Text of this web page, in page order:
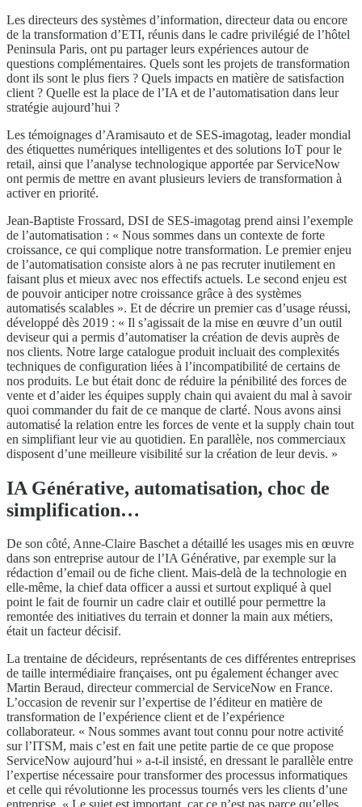
Les directeurs des systèmes d’information, directeur data ou encore
de la transformation d’ETI, réunis dans le cadre privilégié de l’hôtel
Peninsula Paris, ont pu partager leurs expériences autour de
questions complémentaires. Quels sont les projets de transformation
dont ils sont le plus fiers ? Quels impacts en matière de satisfaction
client ? Quelle est la place de l’IA et de l’automatisation dans leur
stratégie aujourd’hui ?
Les témoignages d’Aramisauto et de SES-imagotag, leader mondial
des étiquettes numériques intelligentes et des solutions IoT pour le
retail, ainsi que l’analyse technologique apportée par ServiceNow
ont permis de mettre en avant plusieurs leviers de transformation à
activer en priorité.
Jean-Baptiste Frossard, DSI de SES-imagotag prend ainsi l’exemple
de l’automatisation : « Nous sommes dans un contexte de forte
croissance, ce qui complique notre transformation. Le premier enjeu
de l’automatisation consiste alors à ne pas recruter inutilement en
faisant plus et mieux avec nos effectifs actuels. Le second enjeu est
de pouvoir anticiper notre croissance grâce à des systèmes
automatisés scalables ». Et de décrire un premier cas d’usage réussi,
développé dès 2019 : « Il s’agissait de la mise en œuvre d’un outil
deviseur qui a permis d’automatiser la création de devis auprès de
nos clients. Notre large catalogue produit incluait des complexités
techniques de configuration liées à l’incompatibilité de certains de
nos produits. Le but était donc de réduire la pénibilité des forces de
vente et d’aider les équipes supply chain qui avaient du mal à savoir
quoi commander du fait de ce manque de clarté. Nous avons ainsi
automatisé la relation entre les forces de vente et la supply chain tout
en simplifiant leur vie au quotidien. En parallèle, nos commerciaux
disposent d’une meilleure visibilité sur la création de leur devis. »
IA Générative, automatisation, choc de
simplification…
De son côté, Anne-Claire Baschet a détaillé les usages mis en œuvre
dans son entreprise autour de l’IA Générative, par exemple sur la
rédaction d’email ou de fiche client. Mais-delà de la technologie en
elle-même, la chief data officer a aussi et surtout expliqué à quel
point le fait de fournir un cadre clair et outillé pour permettre la
remontée des initiatives du terrain et donner la main aux métiers,
était un facteur décisif.
La trentaine de décideurs, représentants de ces différentes entreprises
de taille intermédiaire françaises, ont pu également échanger avec
Martin Beraud, directeur commercial de ServiceNow en France.
L’occasion de revenir sur l’expertise de l’éditeur en matière de
transformation de l’expérience client et de l’expérience
collaborateur. « Nous sommes avant tout connu pour notre activité
sur l’ITSM, mais c’est en fait une petite partie de ce que propose
ServiceNow aujourd’hui » a-t-il insisté, en dressant le parallèle entre
l’expertise nécessaire pour transformer des processus informatiques
et celle qui révolutionne les processus tournés vers les clients d’une